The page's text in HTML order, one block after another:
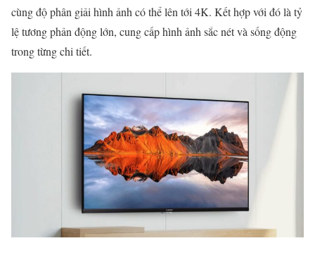
cùng độ phân giải hình ảnh có thể lên tới 4K. Kết hợp với đó là tỷ
lệ tương phản động lớn, cung cấp hình ảnh sắc nét và sống động
trong từng chi tiết.